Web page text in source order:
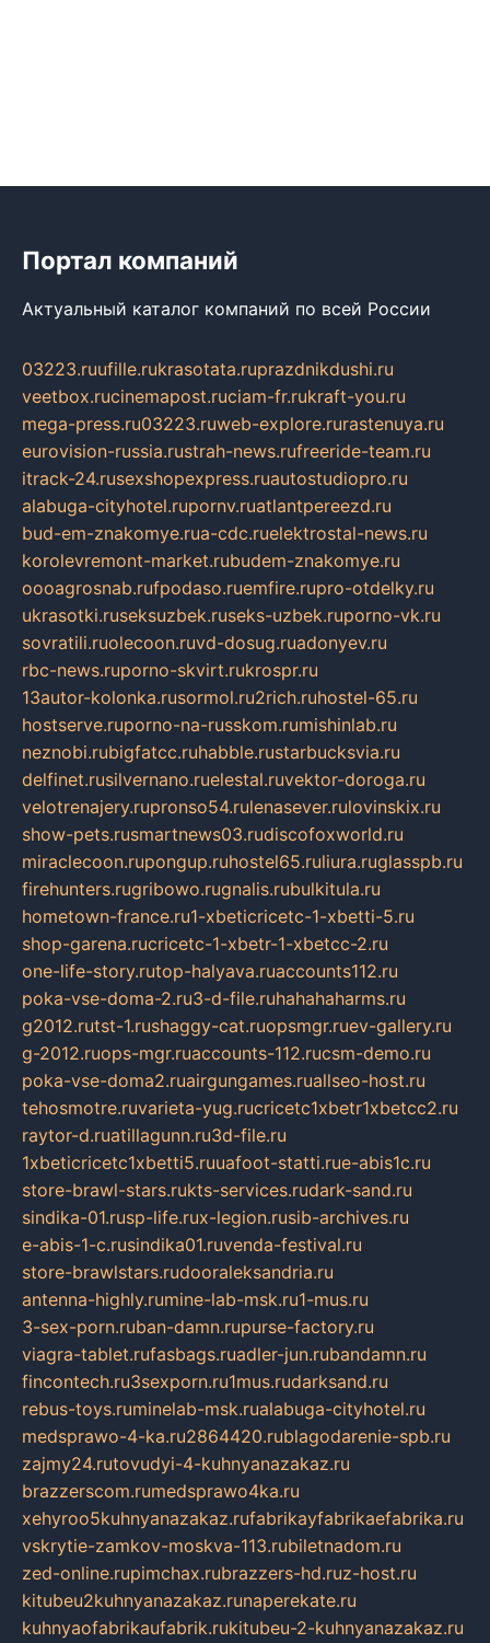
Портал компаний
Актуальный каталог компаний по всей России
03223.ruufille.rukrasotata.ruprazdnikdushi.ru
veetbox.rucinemapost.ruciam-fr.rukraft-you.ru
mega-press.ru03223.ruweb-explore.rurastenuya.ru
eurovision-russia.rustrah-news.rufreeride-team.ru
itrack-24.rusexshopexpress.ruautostudiopro.ru
alabuga-cityhotel.rupornv.ruatlantpereezd.ru
bud-em-znakomye.rua-cdc.ruelektrostal-news.ru
korolevremont-market.rubudem-znakomye.ru
oooagrosnab.rufpodaso.ruemfire.rupro-otdelky.ru
ukrasotki.ruseksuzbek.ruseks-uzbek.ruporno-vk.ru
sovratili.ruolecoon.ruvd-dosug.ruadonyev.ru
rbc-news.ruporno-skvirt.rukrospr.ru
13autor-kolonka.rusormol.ru2rich.ruhostel-65.ru
hostserve.ruporno-na-russkom.rumishinlab.ru
neznobi.rubigfatcc.ruhabble.rustarbucksvia.ru
delfinet.rusilvernano.ruelestal.ruvektor-doroga.ru
velotrenajery.rupronso54.rulenasever.rulovinskix.ru
show-pets.rusmartnews03.rudiscofoxworld.ru
miraclecoon.rupongup.ruhostel65.ruliura.ruglasspb.ru
firehunters.rugribowo.rugnalis.rubulkitula.ru
hometown-france.ru1-xbeticricetc-1-xbetti-5.ru
shop-garena.rucricetc-1-xbetr-1-xbetcc-2.ru
one-life-story.rutop-halyava.ruaccounts112.ru
poka-vse-doma-2.ru3-d-file.ruhahahaharms.ru
g2012.rutst-1.rushaggy-cat.ruopsmgr.ruev-gallery.ru
g-2012.ruops-mgr.ruaccounts-112.rucsm-demo.ru
poka-vse-doma2.ruairgungames.ruallseo-host.ru
tehosmotre.ruvarieta-yug.rucricetc1xbetr1xbetcc2.ru
raytor-d.ruatillagunn.ru3d-file.ru
1xbeticricetc1xbetti5.ruuafoot-statti.rue-abis1c.ru
store-brawl-stars.rukts-services.rudark-sand.ru
sindika-01.rusp-life.rux-legion.rusib-archives.ru
e-abis-1-c.rusindika01.ruvenda-festival.ru
store-brawlstars.rudooraleksandria.ru
antenna-highly.rumine-lab-msk.ru1-mus.ru
3-sex-porn.ruban-damn.rupurse-factory.ru
viagra-tablet.rufasbags.ruadler-jun.rubandamn.ru
fincontech.ru3sexporn.ru1mus.rudarksand.ru
rebus-toys.ruminelab-msk.rualabuga-cityhotel.ru
medsprawo-4-ka.ru2864420.rublagodarenie-spb.ru
zajmy24.rutovudyi-4-kuhnyanazakaz.ru
brazzerscom.rumedsprawo4ka.ru
xehyroo5kuhnyanazakaz.rufabrikayfabrikaefabrika.ru
vskrytie-zamkov-moskva-113.rubiletnadom.ru
zed-online.rupimchax.rubrazzers-hd.ruz-host.ru
kitubeu2kuhnyanazakaz.runaperekate.ru
kuhnyaofabrikaufabrik.rukitubeu-2-kuhnyanazakaz.ru